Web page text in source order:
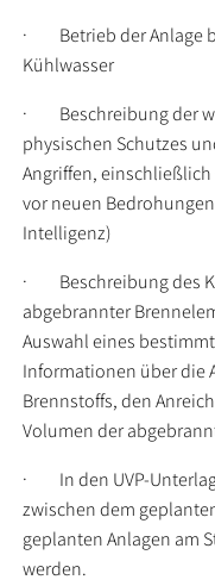
· Betrieb der Anlage
Kühlwasser
· Beschreibung der
physischen Schutzes
Angriffen,
vor neuen
Intelligenz)
· Beschreibung des
abgebrannter
Auswahl eines
Informationen über die
Brennstoffs, den
Volumen der
· In den UVP-
zwischen dem
geplanten Anlagen am
werden.